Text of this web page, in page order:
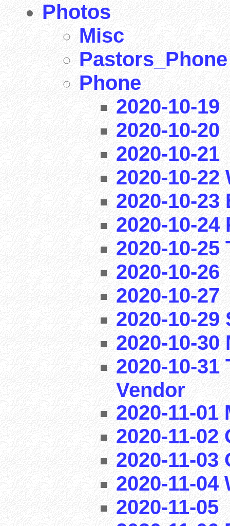
Photos
Misc
Pastors_Phone
Phone
2020-10-19
2020-10-20
2020-10-21
2020-10-22
2020-10-
2020-10-
2020-10-25
2020-10-26
2020-10-27
2020-10-29
2020-10-
2020-10-
Vendor
2020-11-01
2020-11-02
2020-11-
2020-11-04
2020-11-05